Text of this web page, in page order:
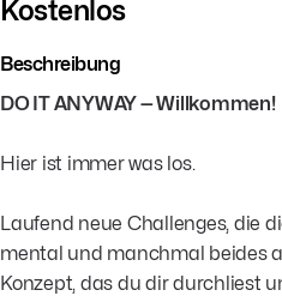
Kostenlos
Beschreibung
DO IT ANYWAY — Willkommen!
Hier ist immer was los.
Laufend neue Challenges, die
mental und manchmal beides
Konzept, das du dir durchliest